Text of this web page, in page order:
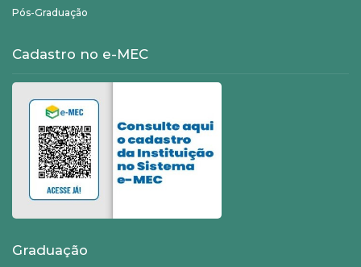
Pós-Graduação
Cadastro no e-MEC
Graduação